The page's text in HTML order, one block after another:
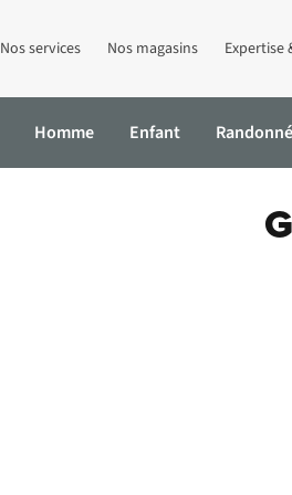
Nos services Nos magasins Expertise
Homme Enfant